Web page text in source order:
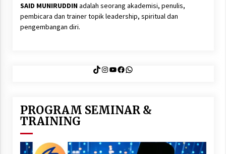
SAID MUNIRUDDINadalah seorang akademisi, penulis,
pembicara dan trainer topik leadership, spiritual dan
pengembangan diri.
TikTok
Instagram
YouTube
Facebook
WhatsApp
PROGRAM SEMINAR &
TRAINING